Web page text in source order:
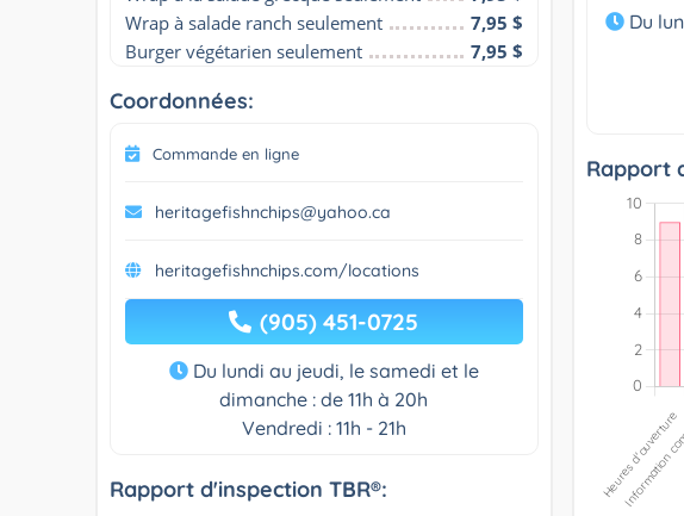
Wrap à salade ranch seulement
7,95 $
Burger végétarien seulement
7,95 $
Coordonnées:
Commande en ligne
heritagefishnchips@yahoo.ca
heritagefishnchips.com/locations
(905) 451-0725
Du lundi au jeudi, le samedi et le
dimanche : de 11h à 20h
Vendredi : 11h - 21h
Rapport d'inspection TBR®:
Du
Rapport